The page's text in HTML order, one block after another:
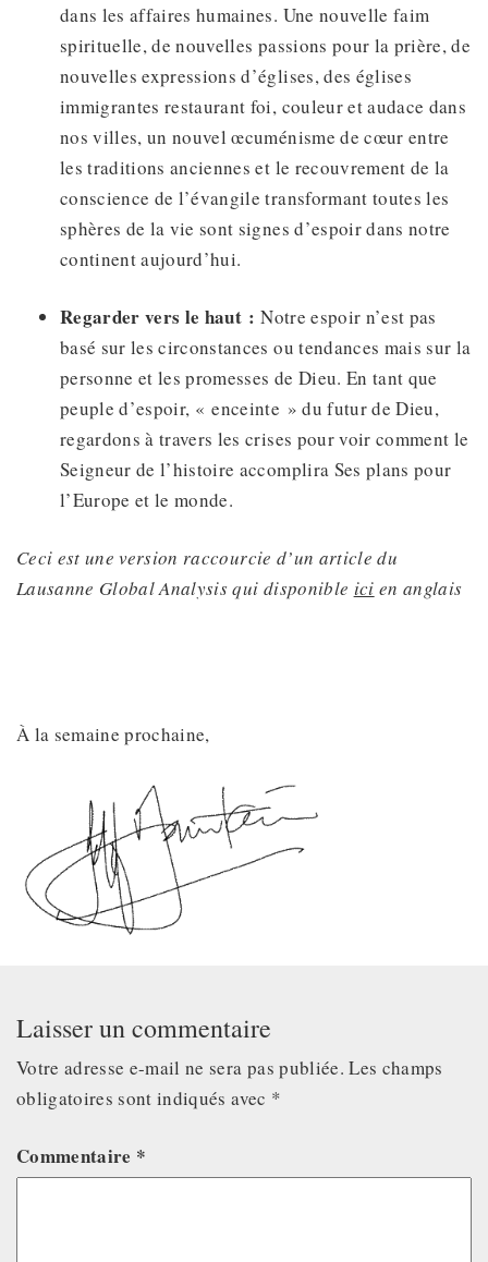
dans les affaires humaines. Une nouvelle faim
spirituelle, de nouvelles passions pour la prière, de
nouvelles expressions d’églises, des églises
immigrantes restaurant foi, couleur et audace dans
nos villes, un nouvel œcuménisme de cœur entre
les traditions anciennes et le recouvrement de la
conscience de l’évangile transformant toutes les
sphères de la vie sont signes d’espoir dans notre
continent aujourd’hui.
Regarder vers le haut : Notre espoir n’est pas
basé sur les circonstances ou tendances mais sur la
personne et les promesses de Dieu. En tant que
peuple d’espoir, « enceinte » du futur de Dieu,
regardons à travers les crises pour voir comment le
Seigneur de l’histoire accomplira Ses plans pour
l’Europe et le monde.
Ceci est une version raccourcie d’un article du
Lausanne Global Analysis qui disponible ici en anglais
À la semaine prochaine,
Laisser un commentaire
Votre adresse e-mail ne sera pas publiée. Les champs
obligatoires sont indiqués avec *
Commentaire *